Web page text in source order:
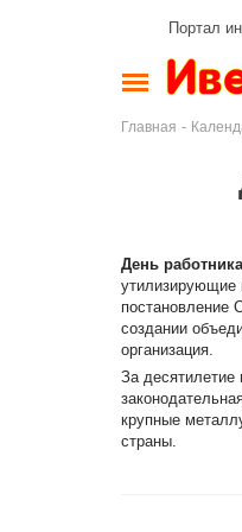
Портал
Главная -
День
утилизирующие
создании
организация.
За десятилетие
крупные
страны.